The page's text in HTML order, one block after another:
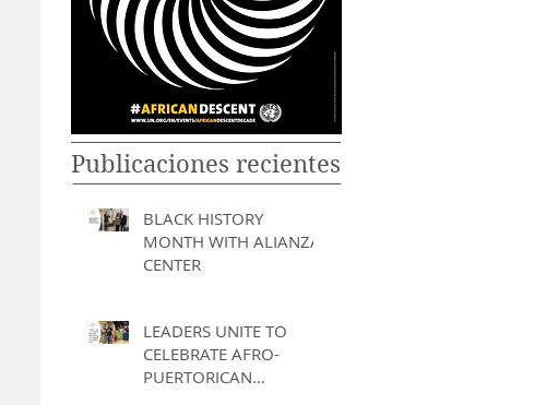
Publicaciones recientes
BLACK HISTORY
MONTH WITH ALIANZA
CENTER
LEADERS UNITE TO
CELEBRATE AFRO-
PUERTORICAN